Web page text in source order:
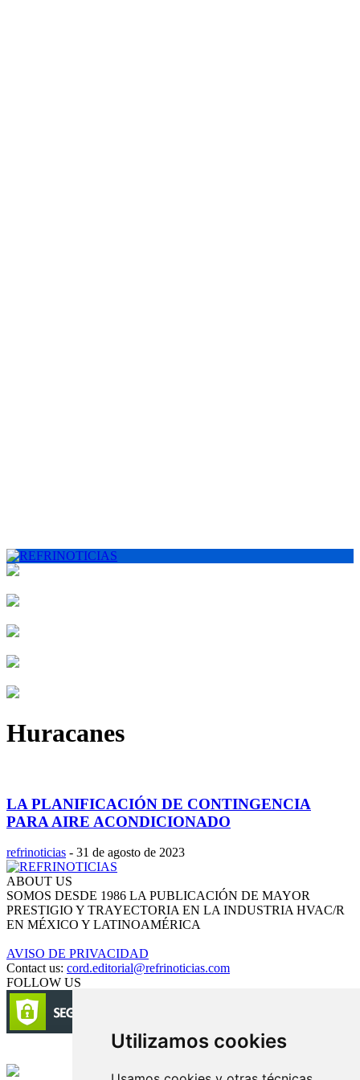
Utilizamos cookies
Huracanes
LA PLANIFICACIÓN DE CONTINGENCIA
PARA AIRE ACONDICIONADO
refrinoticias - 31 de agosto de 2023
ABOUT US
SOMOS DESDE 1986 LA PUBLICACIÓN DE MAYOR
PRESTIGIO Y TRAYECTORIA EN LA INDUSTRIA HVAC/R
EN MÉXICO Y LATINOAMÉRICA
AVISO DE PRIVACIDAD
Contact us: cord.editorial@refrinoticias.com
FOLLOW US